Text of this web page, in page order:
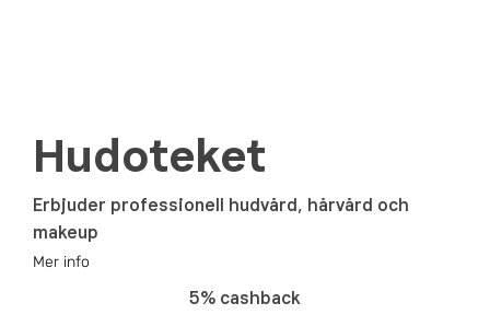
Hudoteket
Erbjuder professionell hudvård, hårvård och
makeup
Mer info
5% cashback